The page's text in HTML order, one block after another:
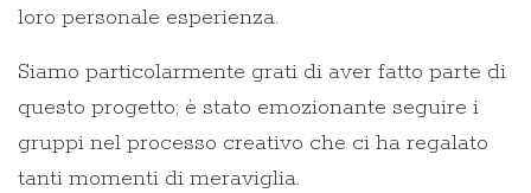
loro personale esperienza.
Siamo particolarmente grati di aver fatto parte di
questo progetto; è stato emozionante seguire i
gruppi nel processo creativo che ci ha regalato
tanti momenti di meraviglia.